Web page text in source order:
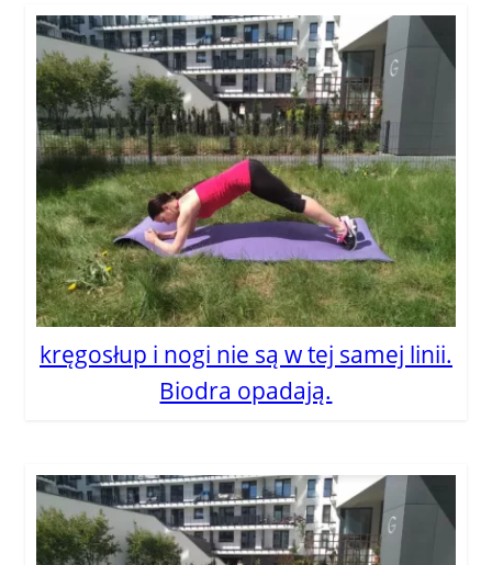
kręgosłup i nogi nie są w tej samej linii.
Biodra opadają.